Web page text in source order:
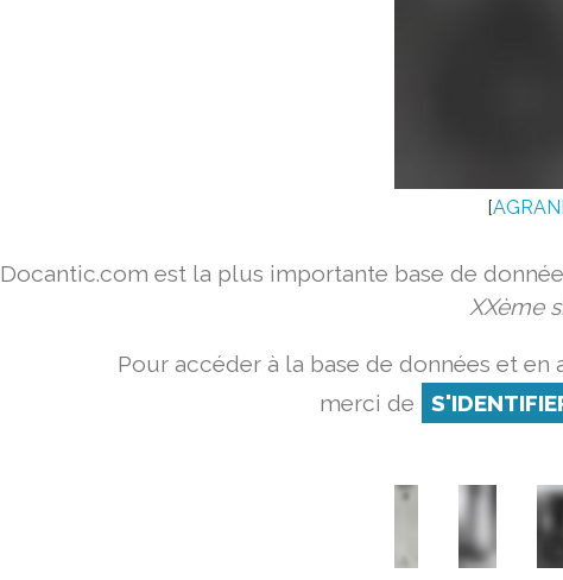
[
Docantic.com est la plus importante base de
XXème
Pour accéder à la base de données et en
merci de